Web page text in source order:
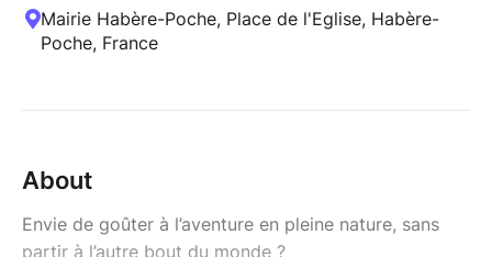
Mairie Habère-Poche, Place de l'Eglise, Habère-
Poche, France
About
Envie de goûter à l’aventure en pleine nature, sans
partir à l’autre bout du monde ?